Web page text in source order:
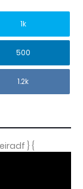
1k
500
1.2k
} {